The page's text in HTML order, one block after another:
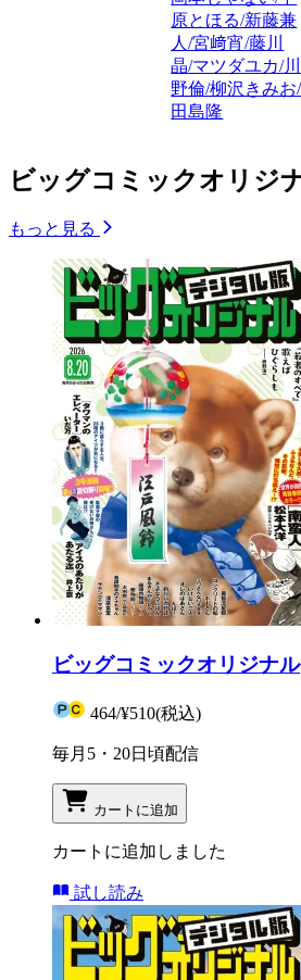
原とほる/新藤兼
人/宮﨑宵/藤川
晶/マツダユカ/川
野倫/柳沢きみお/
田島隆
ビッグコミックオリジ
もっと見る
ビッグコミックオリジナル
464/¥510(税込)
毎月5・20日頃配信
カートに追加
カートに追加しました
試し読み